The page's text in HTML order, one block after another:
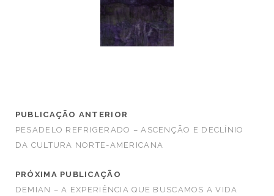
PUBLICAÇÃO ANTERIOR
PESADELO REFRIGERADO – ASCENÇÃO E DECLÍNIO
DA CULTURA NORTE-AMERICANA
PRÓXIMA PUBLICAÇÃO
DEMIAN – A EXPERIÊNCIA QUE BUSCAMOS A VIDA